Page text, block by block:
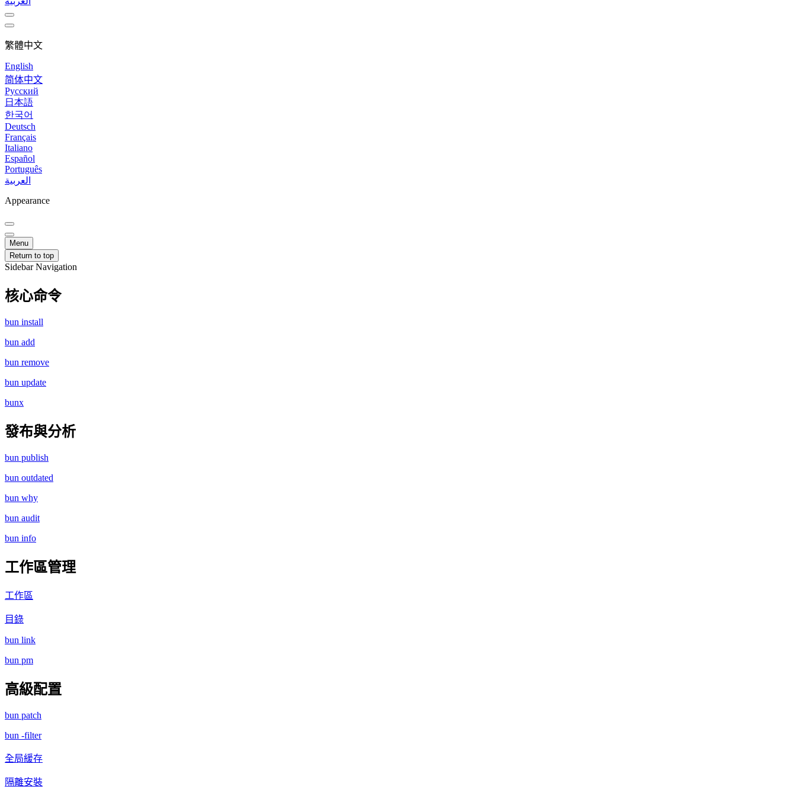
繁體中文
English
简体中文
Русский
日本語
한국어
Deutsch
Français
Italiano
Español
Português
العربية
Appearance
Menu
Return to top
Sidebar Navigation
核心命令
bun install
bun add
bun remove
bun update
bunx
發布與分析
bun publish
bun outdated
bun why
bun audit
bun info
工作區管理
工作區
目錄
bun link
bun pm
高級配置
bun patch
bun -filter
全局緩存
隔離安裝